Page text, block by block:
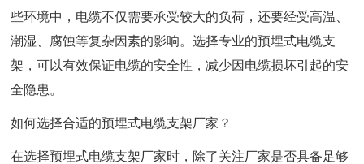
些环境中，电缆不仅需要承受较大的负荷，还要经受高温、
潮湿、腐蚀等复杂因素的影响。选择专业的预埋式电缆支
架，可以有效保证电缆的安全性，减少因电缆损坏引起的安
全隐患。
如何选择合适的预埋式电缆支架厂家？
在选择预埋式电缆支架厂家时，除了关注厂家是否具备足够